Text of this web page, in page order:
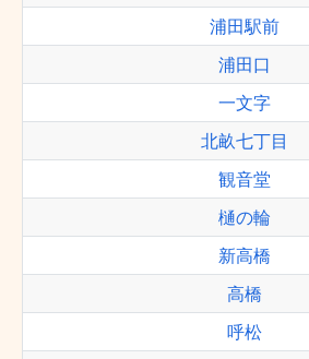
浦田駅前
浦田口
一文字
北畝七丁目
観音堂
樋の輪
新高橋
高橋
呼松